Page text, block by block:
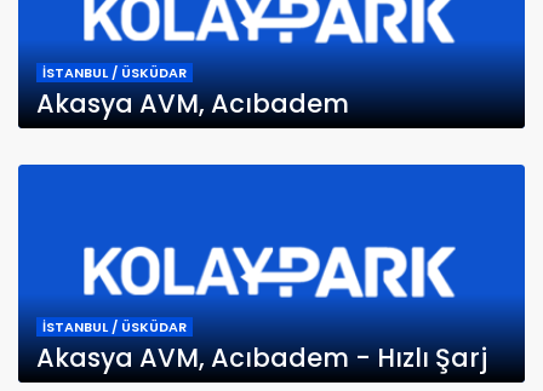
İSTANBUL / ÜSKÜDAR
Akasya AVM, Acıbadem
İSTANBUL / ÜSKÜDAR
Akasya AVM, Acıbadem - Hızlı Şarj